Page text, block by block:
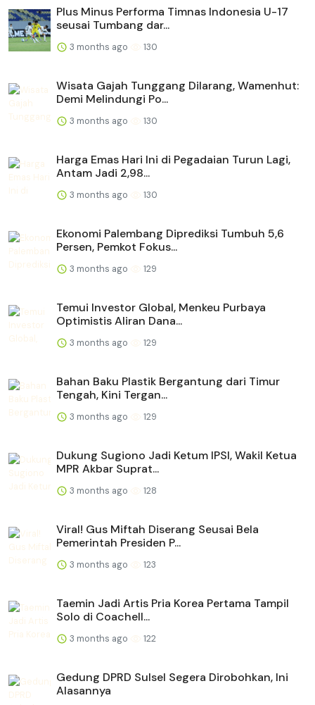
Plus Minus Performa Timnas Indonesia U-17
seusai Tumbang dar...
3 months ago 130
Wisata Gajah Tunggang Dilarang, Wamenhut:
Demi Melindungi Po...
3 months ago 130
Harga Emas Hari Ini di Pegadaian Turun Lagi,
Antam Jadi 2,98...
3 months ago 130
Ekonomi Palembang Diprediksi Tumbuh 5,6
Persen, Pemkot Fokus...
3 months ago 129
Temui Investor Global, Menkeu Purbaya
Optimistis Aliran Dana...
3 months ago 129
Bahan Baku Plastik Bergantung dari Timur
Tengah, Kini Tergan...
3 months ago 129
Dukung Sugiono Jadi Ketum IPSI, Wakil Ketua
MPR Akbar Suprat...
3 months ago 128
Viral! Gus Miftah Diserang Seusai Bela
Pemerintah Presiden P...
3 months ago 123
Taemin Jadi Artis Pria Korea Pertama Tampil
Solo di Coachell...
3 months ago 122
Gedung DPRD Sulsel Segera Dirobohkan, Ini
Alasannya